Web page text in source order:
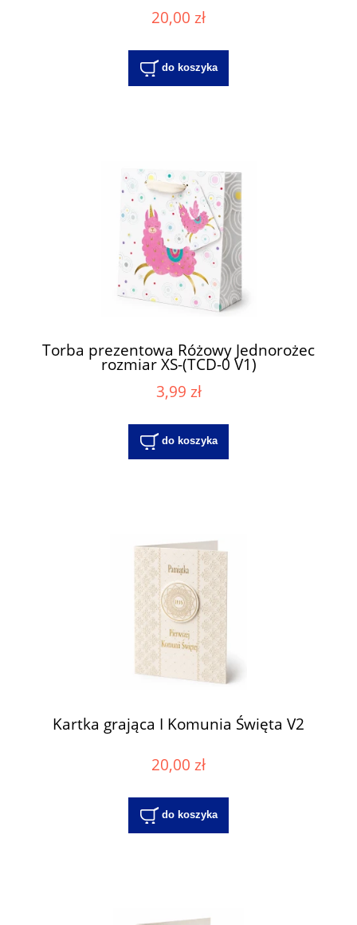
20,00 zł
do koszyka
Torba prezentowa Różowy Jednorożec
rozmiar XS-(TCD-0 V1)
3,99 zł
do koszyka
Kartka grająca I Komunia Święta V2
20,00 zł
do koszyka